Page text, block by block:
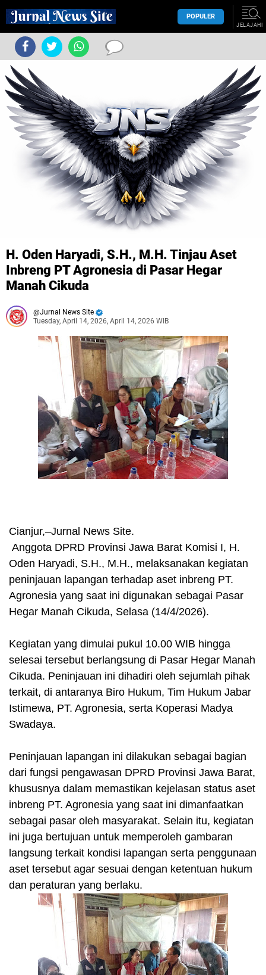
POPULER
JELAJAHI
H. Oden Haryadi, S.H., M.H. Tinjau Aset
Inbreng PT Agronesia di Pasar Hegar
Manah Cikuda
Jurnal News Site
Tuesday, April 14, 2026, April 14, 2026 WIB
Cianjur,–Jurnal News Site.
Anggota DPRD Provinsi Jawa Barat Komisi I, H.
Oden Haryadi, S.H., M.H., melaksanakan kegiatan
peninjauan lapangan terhadap aset inbreng PT.
Agronesia yang saat ini digunakan sebagai Pasar
Hegar Manah Cikuda, Selasa (14/4/2026).
Kegiatan yang dimulai pukul 10.00 WIB hingga
selesai tersebut berlangsung di Pasar Hegar Manah
Cikuda. Peninjauan ini dihadiri oleh sejumlah pihak
terkait, di antaranya Biro Hukum, Tim Hukum Jabar
Istimewa, PT. Agronesia, serta Koperasi Madya
Swadaya.
Peninjauan lapangan ini dilakukan sebagai bagian
dari fungsi pengawasan DPRD Provinsi Jawa Barat,
khususnya dalam memastikan kejelasan status aset
inbreng PT. Agronesia yang saat ini dimanfaatkan
sebagai pasar oleh masyarakat. Selain itu, kegiatan
ini juga bertujuan untuk memperoleh gambaran
langsung terkait kondisi lapangan serta penggunaan
aset tersebut agar sesuai dengan ketentuan hukum
dan peraturan yang berlaku.